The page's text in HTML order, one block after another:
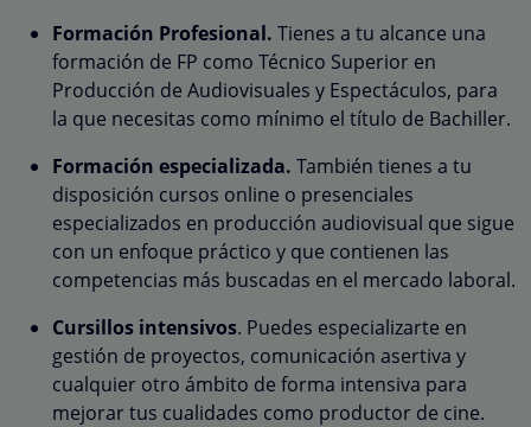
Formación Profesional. Tienes a tu alcance una
formación de FP como Técnico Superior en
Producción de Audiovisuales y Espectáculos, para
la que necesitas como mínimo el título de Bachiller.
Formación especializada. También tienes a tu
disposición cursos online o presenciales
especializados en producción audiovisual que sigue
con un enfoque práctico y que contienen las
competencias más buscadas en el mercado laboral.
Cursillos intensivos. Puedes especializarte en
gestión de proyectos, comunicación asertiva y
cualquier otro ámbito de forma intensiva para
mejorar tus cualidades como productor de cine.